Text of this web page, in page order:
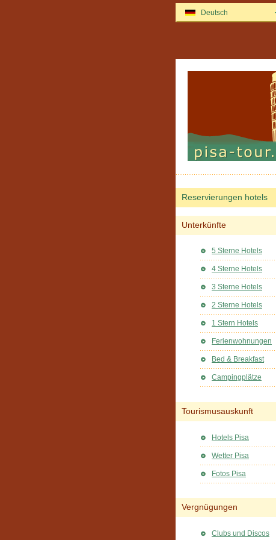
Reservierungen hotels
Unterkünfte
5 Sterne Hotels
4 Sterne Hotels
3 Sterne Hotels
2 Sterne Hotels
1 Stern Hotels
Ferienwohnungen
Bed & Breakfast
Campingplätze
Tourismusauskunft
Hotels Pisa
Wetter Pisa
Fotos Pisa
Vergnügungen
Clubs und Discos
Deutsch